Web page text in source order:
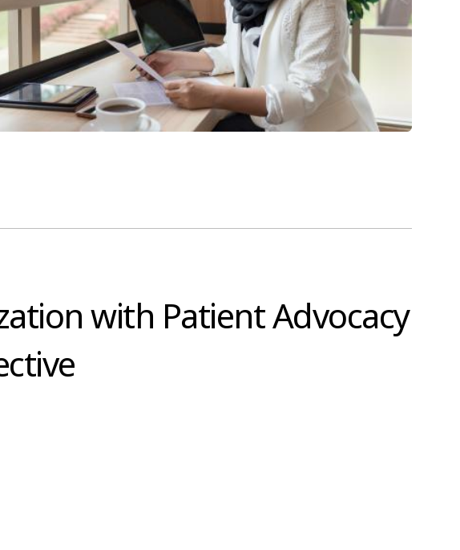
with Patient Advocacy